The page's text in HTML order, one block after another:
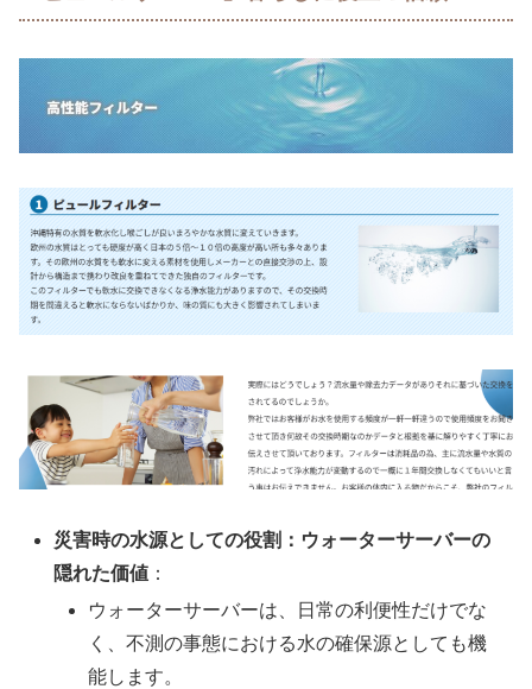
災害時の水源としての役割：ウォーターサーバーの
隠れた価値 ：
ウォーターサーバーは、日常の利便性だけでな
く、不測の事態における水の確保源としても機
能します。